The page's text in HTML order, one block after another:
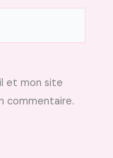
et mon site
commentaire.